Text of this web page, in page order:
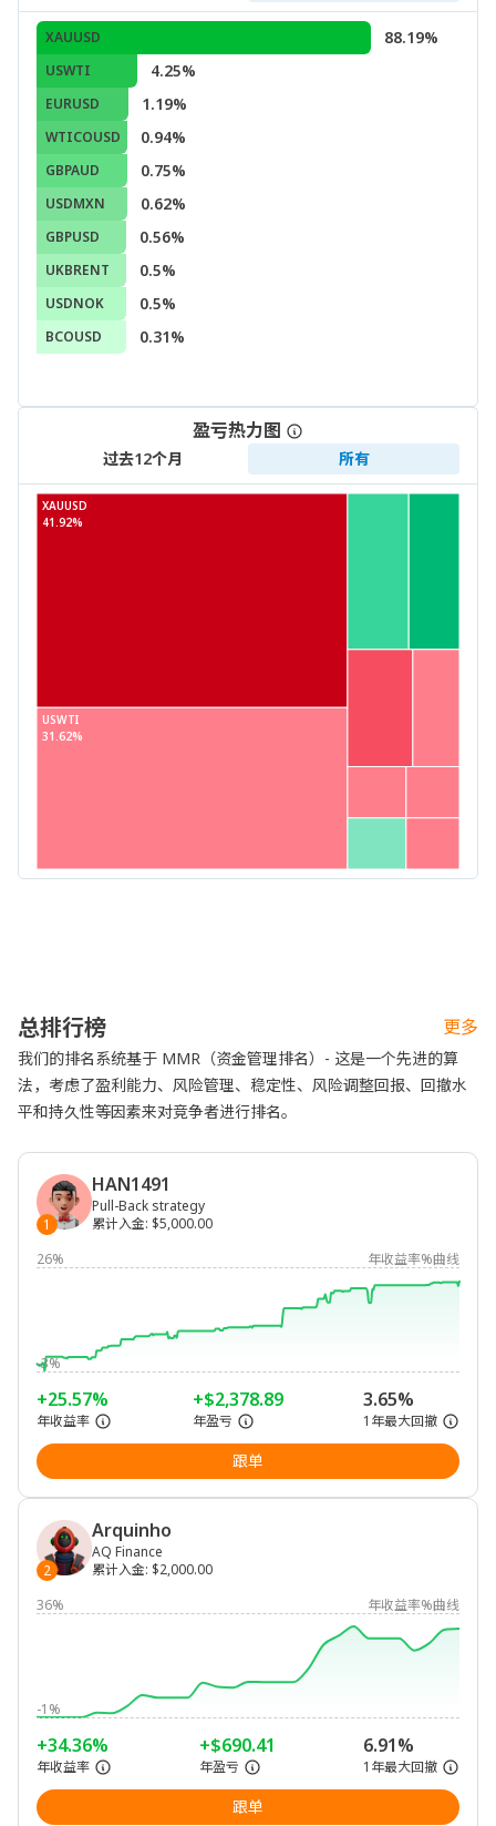
XAUUSD 88.19%
USWTI 4.25%
EURUSD 1.19%
WTICOUSD 0.94%
GBPAUD 0.75%
USDMXN 0.62%
GBPUSD 0.56%
UKBRENT 0.5%
USDNOK 0.5%
BCOUSD 0.31%
盈亏热力图
过去12个月 所有
XAUUSD
USWTI
41.92%
31.62%
总排行榜 更多
我们的排名系统基于 MMR（资金管理排名）- 这是一个先进的算
法，考虑了盈利能力、风险管理、稳定性、风险调整回报、回撤水
平和持久性等因素来对竞争者进行排名。
1
HAN1491
Pull-Back strategy
累计入金: $5,000.00
26%
年收益率%曲线
-3%
+25.57%
年收益率
+$2,378.89
年盈亏
3.65%
1年最大回撤
跟单
2
Arquinho
AQ Finance
累计入金: $2,000.00
36%
年收益率%曲线
-1%
+34.36%
年收益率
+$690.41
年盈亏
6.91%
1年最大回撤
跟单